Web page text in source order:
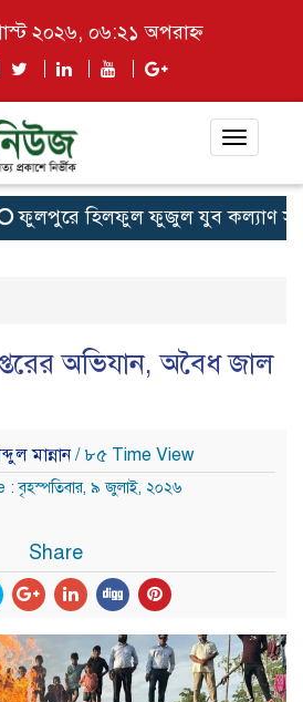
২০২৬, ০৬:২১ অপরাহ্ন
Toggle
হিলফুল ফুজুল যুব কল্যাণ
অভিযান, অবৈধ জাল
মান্নান/ ৮৫ Time View
: বৃহস্পতিবার, ৯ জুলাই, ২০২৬
Share